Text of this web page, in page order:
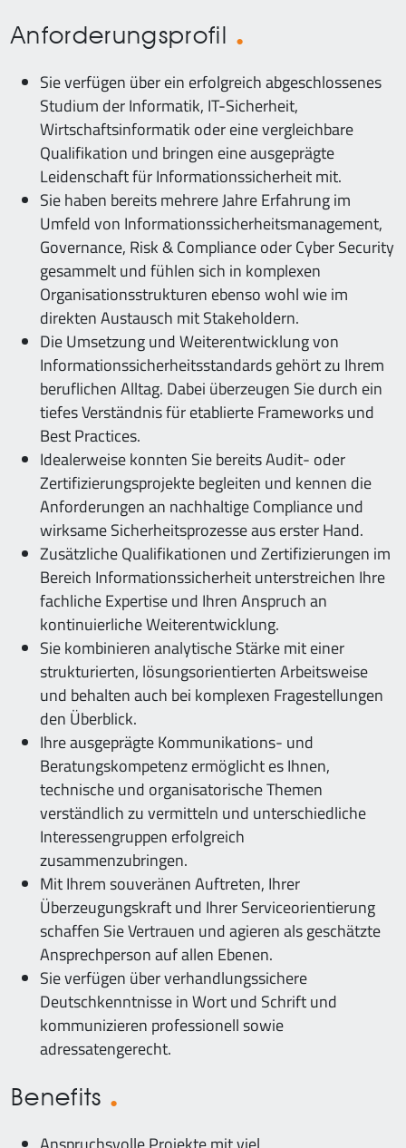
Anforderungsprofil
Sie verfügen über ein erfolgreich abgeschlossenes
Studium der Informatik, IT-Sicherheit,
Wirtschaftsinformatik oder eine vergleichbare
Qualifikation und bringen eine ausgeprägte
Leidenschaft für Informationssicherheit mit.
Sie haben bereits mehrere Jahre Erfahrung im
Umfeld von Informationssicherheitsmanagement,
Governance, Risk & Compliance oder Cyber Security
gesammelt und fühlen sich in komplexen
Organisationsstrukturen ebenso wohl wie im
direkten Austausch mit Stakeholdern.
Die Umsetzung und Weiterentwicklung von
Informationssicherheitsstandards gehört zu Ihrem
beruflichen Alltag. Dabei überzeugen Sie durch ein
tiefes Verständnis für etablierte Frameworks und
Best Practices.
Idealerweise konnten Sie bereits Audit- oder
Zertifizierungsprojekte begleiten und kennen die
Anforderungen an nachhaltige Compliance und
wirksame Sicherheitsprozesse aus erster Hand.
Zusätzliche Qualifikationen und Zertifizierungen im
Bereich Informationssicherheit unterstreichen Ihre
fachliche Expertise und Ihren Anspruch an
kontinuierliche Weiterentwicklung.
Sie kombinieren analytische Stärke mit einer
strukturierten, lösungsorientierten Arbeitsweise
und behalten auch bei komplexen Fragestellungen
den Überblick.
Ihre ausgeprägte Kommunikations- und
Beratungskompetenz ermöglicht es Ihnen,
technische und organisatorische Themen
verständlich zu vermitteln und unterschiedliche
Interessengruppen erfolgreich
zusammenzubringen.
Mit Ihrem souveränen Auftreten, Ihrer
Überzeugungskraft und Ihrer Serviceorientierung
schaffen Sie Vertrauen und agieren als geschätzte
Ansprechperson auf allen Ebenen.
Sie verfügen über verhandlungssichere
Deutschkenntnisse in Wort und Schrift und
kommunizieren professionell sowie
adressatengerecht.
Benefits